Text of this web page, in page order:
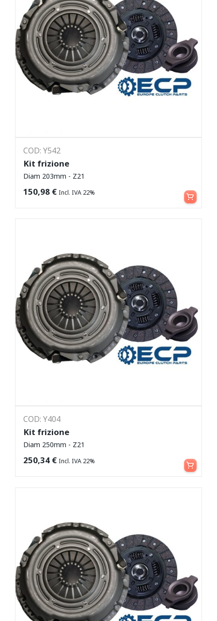
COD: Y542
Kit frizione
Diam 203mm - Z21
150,98 € Incl. IVA 22% Leggi tutto
COD: Y404
Kit frizione
Diam 250mm - Z21
250,34 € Incl. IVA 22% Leggi tutto